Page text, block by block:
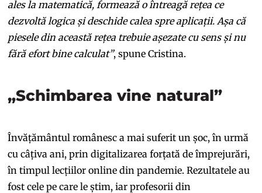
ales la matematică, formează o întreagă rețea ce
dezvoltă logica și deschide calea spre aplicații. Așa că
piesele din această rețea trebuie așezate cu sens și nu
fără efort bine calculat”, spune Cristina.
„Schimbarea vine natural”
Învățământul românesc a mai suferit un șoc, în urmă
cu câțiva ani, prin digitalizarea forțată de împrejurări,
în timpul lecțiilor online din pandemie. Rezultatele au
fost cele pe care le știm, iar profesorii din